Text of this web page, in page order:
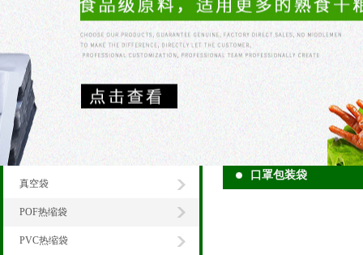
真空袋
POF热缩袋
PVC热缩袋
口罩包装袋